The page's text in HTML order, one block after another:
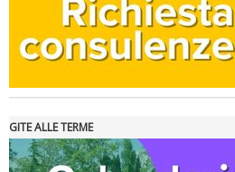
GITE ALLE TERME